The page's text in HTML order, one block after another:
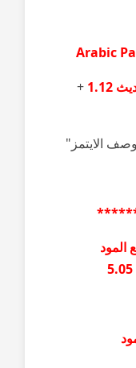
Arabic
1.12
+
الايتمز"